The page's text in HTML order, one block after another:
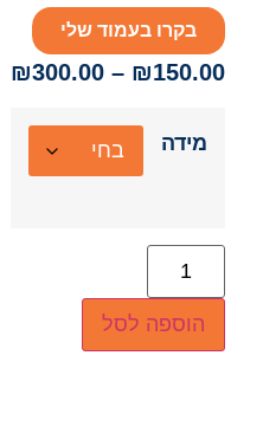
בקרו בעמוד שלי
₪150.00
–
₪300.00
מידה
הוספה לסל